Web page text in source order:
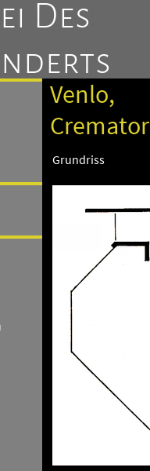
Des
Venlo,
Grundriss